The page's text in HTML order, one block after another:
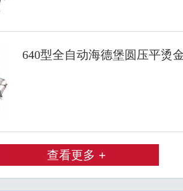
640型全自动海德堡圆压平烫
查看更多 +